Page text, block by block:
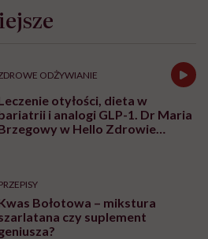
ODŻYWIANIE
otyłości, dieta w
i analogi GLP-1. Dr Maria
w Hello Zdrowie
Bołotowa – mikstura
czy suplement